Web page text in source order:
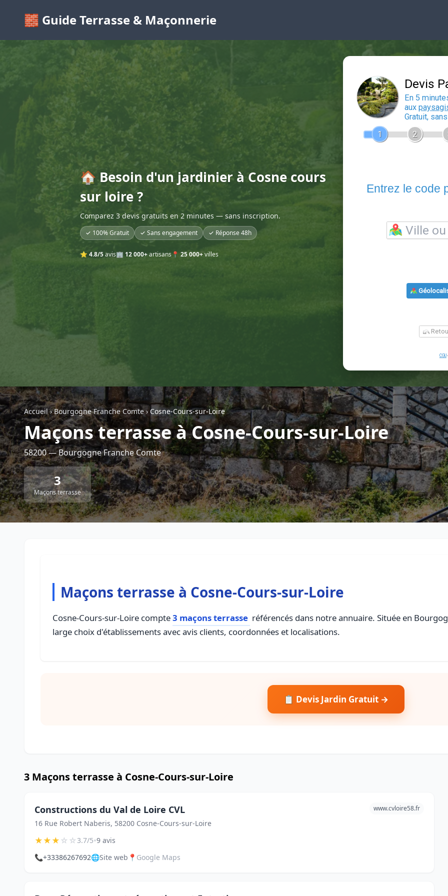
🧱 Guide Terrasse & Maçonnerie
🏠 Besoin d'un jardinier à Cosne cours
sur loire ?
Comparez 3 devis gratuits en 2 minutes — sans inscription.
✓ 100% Gratuit ✓ Sans engagement ✓ Réponse 48h
⭐ 4.8/5avis🏢 12 000+artisans 📍 25 000+villes
Accueil›Bourgogne Franche Comte› Cosne-Cours-sur-Loire
Maçons terrasse à Cosne-Cours-sur-Loire
58200 — Bourgogne Franche Comte
3
Maçons terrasse
Maçons terrasse à Cosne-Cours-sur-Loire
Cosne-Cours-sur-Loire compte3 maçons terrasse référencés dans notre annuaire. Située en
large choix d'établissements avec avis clients, coordonnées et localisations.
📋 Devis Jardin Gratuit →
3 Maçons terrasse à Cosne-Cours-sur-Loire
Constructions du Val de Loire CVL
16 Rue Robert Naberis, 58200 Cosne-Cours-sur-Loire
www.cvloire58.fr
★★★☆☆3.7/5•9 avis
📞+33386267692🌐Site web 📍 Google Maps